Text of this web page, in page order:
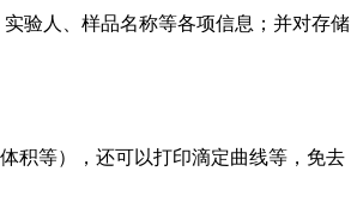
验人、样品名称等各项信息；并对存储
积等），还可以打印滴定曲线等，免去